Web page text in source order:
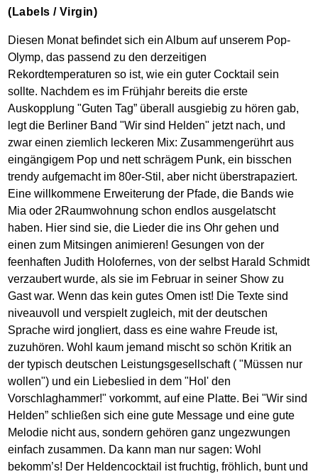
(Labels / Virgin)
Diesen Monat befindet sich ein Album auf unserem Pop-
Olymp, das passend zu den derzeitigen
Rekordtemperaturen so ist, wie ein guter Cocktail sein
sollte. Nachdem es im Frühjahr bereits die erste
Auskopplung "Guten Tag” überall ausgiebig zu hören gab,
legt die Berliner Band "Wir sind Helden" jetzt nach, und
zwar einen ziemlich leckeren Mix: Zusammengerührt aus
eingängigem Pop und nett schrägem Punk, ein bisschen
trendy aufgemacht im 80er-Stil, aber nicht überstrapaziert.
Eine willkommene Erweiterung der Pfade, die Bands wie
Mia oder 2Raumwohnung schon endlos ausgelatscht
haben. Hier sind sie, die Lieder die ins Ohr gehen und
einen zum Mitsingen animieren! Gesungen von der
feenhaften Judith Holofernes, von der selbst Harald Schmidt
verzaubert wurde, als sie im Februar in seiner Show zu
Gast war. Wenn das kein gutes Omen ist! Die Texte sind
niveauvoll und verspielt zugleich, mit der deutschen
Sprache wird jongliert, dass es eine wahre Freude ist,
zuzuhören. Wohl kaum jemand mischt so schön Kritik an
der typisch deutschen Leistungsgesellschaft ( "Müssen nur
wollen") und ein Liebeslied in dem "Hol' den
Vorschlaghammer!" vorkommt, auf eine Platte. Bei "Wir sind
Helden” schließen sich eine gute Message und eine gute
Melodie nicht aus, sondern gehören ganz ungezwungen
einfach zusammen. Da kann man nur sagen: Wohl
bekomm’s! Der Heldencocktail ist fruchtig, fröhlich, bunt und